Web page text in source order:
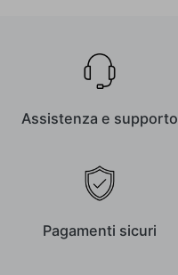
Assistenza e supporto
Pagamenti sicuri